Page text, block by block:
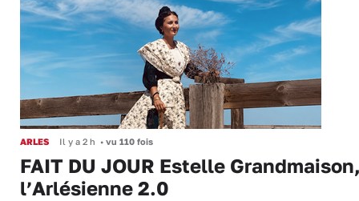
ARLES Il y a 2 h • vu 110 fois
FAIT DU JOUR Estelle
l’Arlésienne 2.0